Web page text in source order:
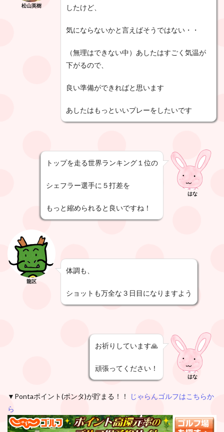
松山英樹
したけど、
気にならないかと言えばそうではない・・
（無理はできない中）あしたはすごく気温が
下がるので、
良い準備ができればと思います
あしたはもっといいプレーをしたいです
トップを走る世界ランキング１位の
シェフラー選手に５打差を
もっと縮められると良いですね！
はな
龍区
体調も、
ショットも万全な３日目になりますよう
お祈りしています🙏
頑張ってください！
はな
▼Pontaポイント(ポンタ)が貯まる！！
じゃらんゴルフはこちらか
ら